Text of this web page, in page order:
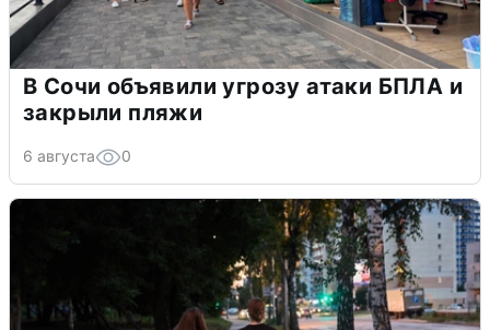
В Сочи объявили угрозу атаки БПЛА и
закрыли пляжи
6 августа 0